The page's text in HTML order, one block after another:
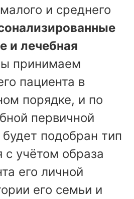
и среднего
и лечебная
принимаем
пациента в
порядке, и по
первичной
будет подобран тип
с учётом образа
его личной
его семьи и